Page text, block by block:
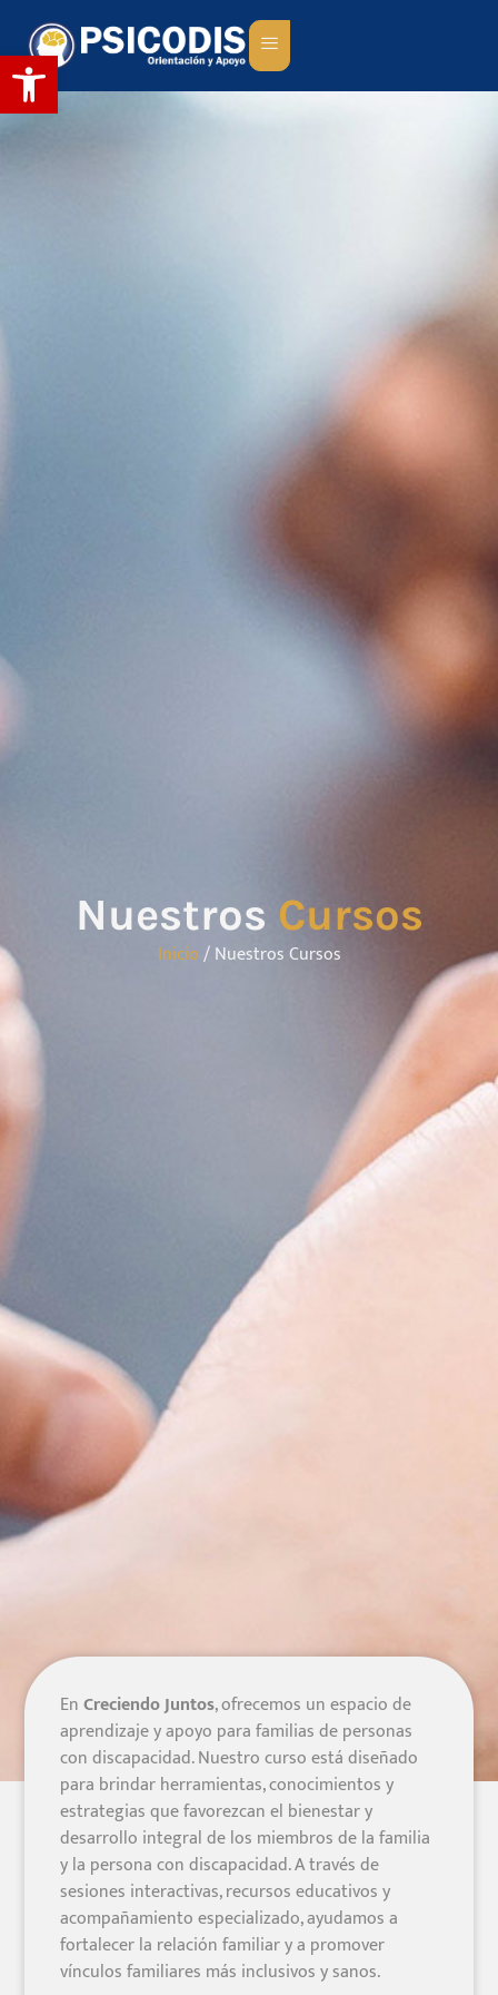
Abrir barra de herramientas
Nuestros Cursos
Inicio/ Nuestros Cursos
EnCreciendo Juntos, ofrecemos un espacio de
aprendizaje y apoyo para familias de personas
con discapacidad. Nuestro curso está diseñado
para brindar herramientas, conocimientos y
estrategias que favorezcan el bienestar y
desarrollo integral de los miembros de la familia
y la persona con discapacidad. A través de
sesiones interactivas, recursos educativos y
acompañamiento especializado, ayudamos a
fortalecer la relación familiar y a promover
vínculos familiares más inclusivos y sanos.